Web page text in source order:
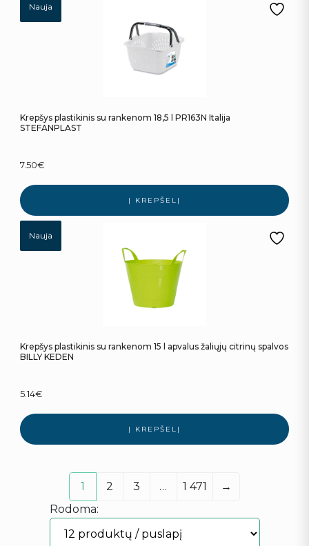
Nauja
Krepšys plastikinis su rankenom 18,5 l PR163N Italija
STEFANPLAST
7.50€
Į KREPŠELĮ
Nauja
Krepšys plastikinis su rankenom 15 l apvalus žaliųjų citrinų spalvos
BILLY KEDEN
5.14€
Į KREPŠELĮ
1 2 3 … 1 471
→
Rodoma: